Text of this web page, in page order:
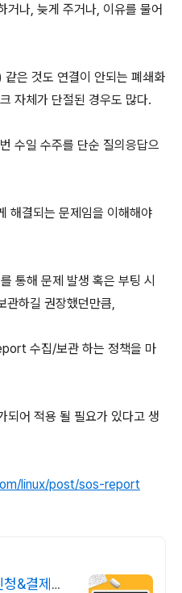
거나, 늦게 주거나, 이유를 물어
은 것도 연결이 안되는 폐쇄화
자체가 단절된 경우도 많다.
수일 수주를 단순 질의응답으
결되는 문제임을 이해해야
통해 문제 발생 혹은 부팅 시
하길 권장했던만큼,
수집/보관 하는 정책을 마
되어 적용 될 필요가 있다고 생
linux/post/sos-report
&결제시